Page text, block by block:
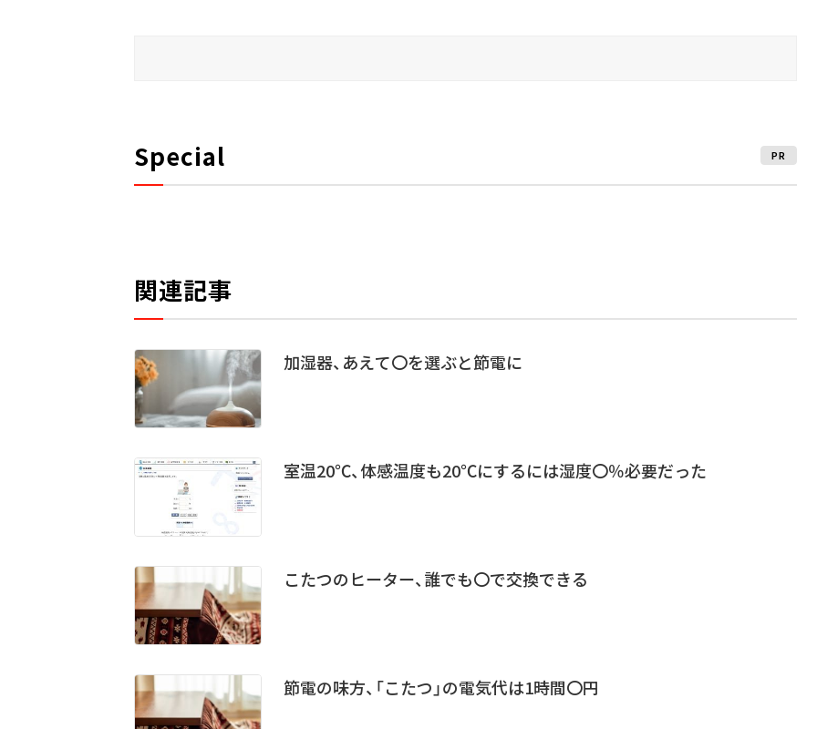
Special PR
関連記事
加湿器、あえて〇を選ぶと節電に
室温20℃、体感温度も20℃にするには湿度〇％必要だった
こたつのヒーター、誰でも〇で交換できる
節電の味方、「こたつ」の電気代は1時間〇円